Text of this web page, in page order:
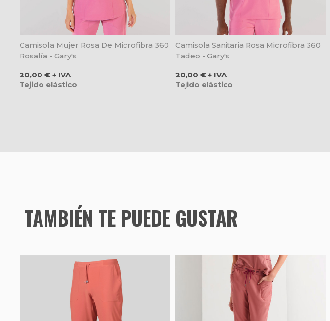
Camisola Mujer Rosa De Microfibra 360
Rosalía - Gary's
Precio
20,00 € + IVA
Tejido elástico
Camisola Sanitaria Rosa Microfibra 360
Tadeo - Gary's
Precio
20,00 € + IVA
Tejido elástico
TAMBIÉN TE PUEDE GUSTAR